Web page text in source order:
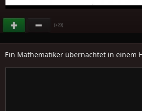
(+23)
Ein Mathematiker übernachtet in einem